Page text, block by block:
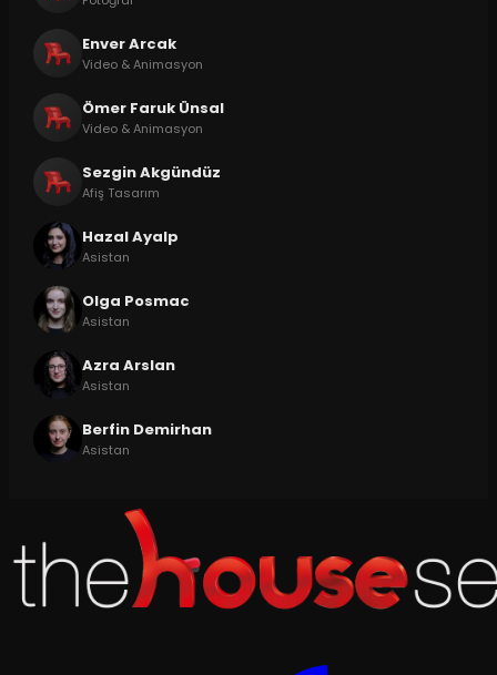
Enver Arcak
Video & Animasyon
Ömer Faruk Ünsal
Video & Animasyon
Sezgin Akgündüz
Afiş Tasarım
Hazal Ayalp
Asistan
Olga Posmac
Asistan
Azra Arslan
Asistan
Berfin Demirhan
Asistan